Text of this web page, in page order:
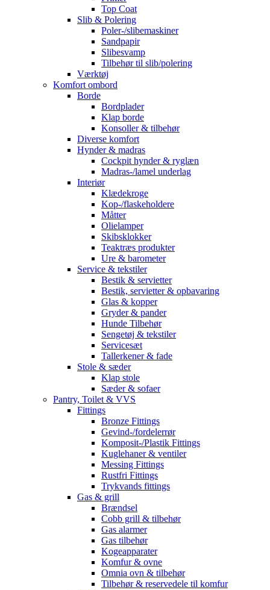
Top Coat
Slib & Polering
Poler-/slibemaskiner
Sandpapir
Slibesvamp
Tilbehør til slib/polering
Værktøj
Komfort ombord
Borde
Bordplader
Klap borde
Konsoller & tilbehør
Diverse komfort
Hynder & madras
Cockpit hynder & ryglæn
Madras-/lamel underlag
Interiør
Klædekroge
Kop-/flaskeholdere
Måtter
Olielamper
Skibsklokker
Teaktræs produkter
Ure & barometer
Service & tekstiler
Bestik & servietter
Bestik, servietter & opbavaring
Glas & kopper
Gryder & pander
Hunde Tilbehør
Sengetøj & tekstiler
Servicesæt
Tallerkener & fade
Stole & sæder
Klap stole
Sæder & sofaer
Pantry, Toilet & VVS
Fittings
Bronze Fittings
Gevind-/fordelerrør
Komposit-/Plastik Fittings
Kuglehaner & ventiler
Messing Fittings
Rustfri Fittings
Trykvands fittings
Gas & grill
Brændsel
Cobb grill & tilbehør
Gas alarmer
Gas tilbehør
Kogeapparater
Komfur & ovne
Omnia ovn & tilbehør
Tilbehør & reservedele til komfur